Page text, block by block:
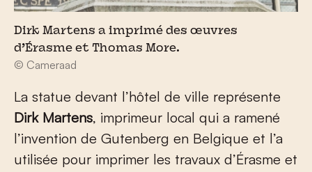
Dirk Martens a imprimé des œuvres
d’Érasme et Thomas More.
© Cameraad
La statue devant l’hôtel de ville représente
Dirk Martens, imprimeur local qui a ramené
l’invention de Gutenberg en Belgique et l’a
utilisée pour imprimer les travaux d’Érasme et